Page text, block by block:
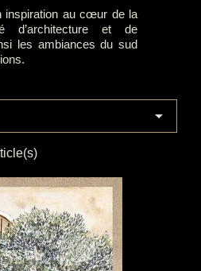
inspiration au cœur de la
d’architecture et de
les ambiances du sud
